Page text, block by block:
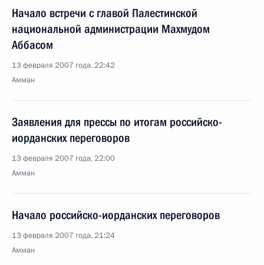
Начало встречи с главой Палестинской
национальной администрации Махмудом
Аббасом
13 февраля 2007 года, 22:42
Амман
Заявления для прессы по итогам российско-
иорданских переговоров
13 февраля 2007 года, 22:00
Амман
Начало российско-иорданских переговоров
13 февраля 2007 года, 21:24
Амман